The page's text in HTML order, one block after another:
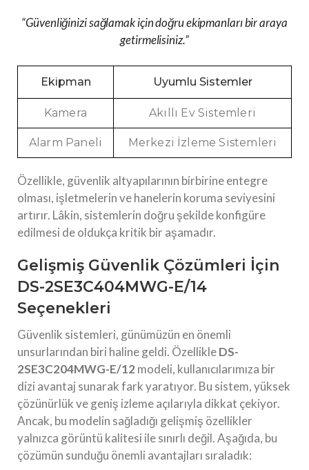
“Güvenliğinizi sağlamak için doğru ekipmanları bir araya
getirmelisiniz.”
Ekipman Uyumlu Sistemler
Kamera Akıllı Ev Sistemleri
Alarm Paneli Merkezi İzleme Sistemleri
Özellikle, güvenlik altyapılarının birbirine entegre
olması, işletmelerin ve hanelerin koruma seviyesini
artırır. Lâkin, sistemlerin doğru şekilde konfigüre
edilmesi de oldukça kritik bir aşamadır.
Gelişmiş Güvenlik Çözümleri İçin
DS-2SE3C404MWG-E/14
Seçenekleri
Güvenlik sistemleri, günümüzün en önemli
unsurlarından biri haline geldi. ÖzellikleDS-
2SE3C204MWG-E/12 modeli, kullanıcılarımıza bir
dizi avantaj sunarak fark yaratıyor. Bu sistem, yüksek
çözünürlük ve geniş izleme açılarıyla dikkat çekiyor.
Ancak, bu modelin sağladığı gelişmiş özellikler
yalnızca görüntü kalitesi ile sınırlı değil. Aşağıda, bu
çözümün sunduğu önemli avantajları sıraladık: